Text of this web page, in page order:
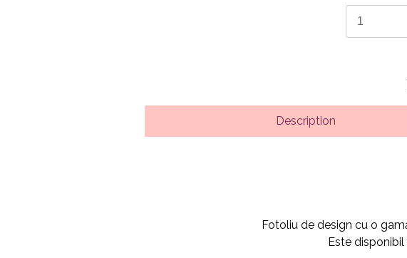
Description
Fotoliu de design cu o
Este disponibil